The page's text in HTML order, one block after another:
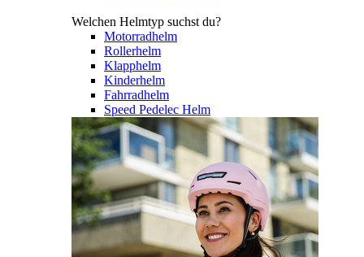
Welchen Helmtyp suchst du?
Motorradhelm
Rollerhelm
Klapphelm
Kinderhelm
Fahrradhelm
Speed Pedelec Helm